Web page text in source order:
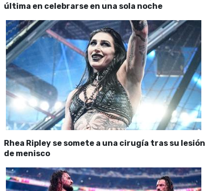
última en celebrarse en una sola noche
Rhea Ripley se somete a una cirugía tras su lesión
de menisco